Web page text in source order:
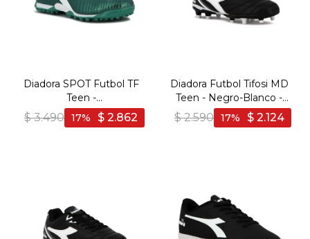
Diadora SPOT Futbol TF
Teen -
Aguamarina/Blanco -
Aguamarina-Blanco
$ 3.490 $ 2.862
17
Diadora Futbol Tifosi MD
Teen - Negro-Blanco -
Negro-Blanco
$ 2.590 $ 2.124
17